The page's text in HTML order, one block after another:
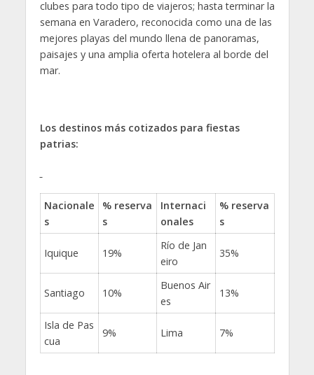
clubes para todo tipo de viajeros; hasta terminar la
semana en Varadero, reconocida como una de las
mejores playas del mundo llena de panoramas,
paisajes y una amplia oferta hotelera al borde del
mar.
Los destinos más cotizados para fiestas
patrias:
Nacionale
s
% reserva
s
Internaci
onales
% reserva
s
Iquique 19%
Río de Jan
eiro
35%
Santiago 10%
Buenos Air
es
13%
Isla de Pas
cua
9% Lima 7%